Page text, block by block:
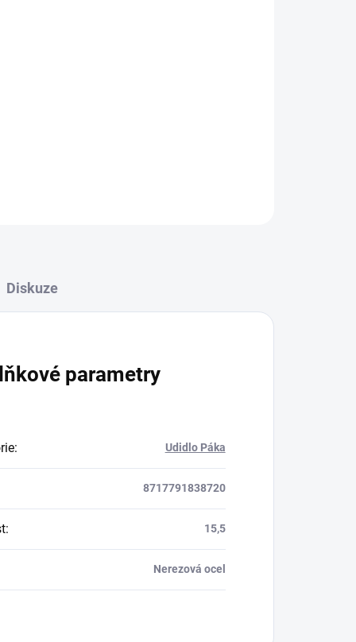
Diskuze
parametry
: Udidlo Páka
8717791838720
: 15,5
Nerezová ocel